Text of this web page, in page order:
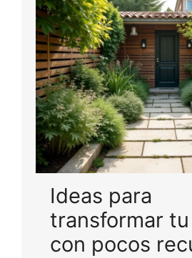
Ideas para
transformar
con pocos